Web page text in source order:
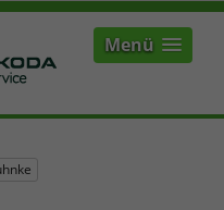
Menü